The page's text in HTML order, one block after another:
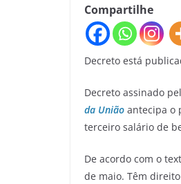
Compartilhe
Decreto está
Decreto assinado
da União antecipa o
terceiro salário de
De acordo com o
de maio. Têm